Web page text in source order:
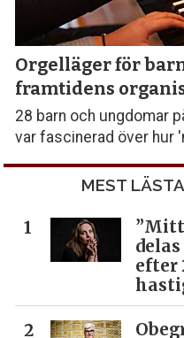
Orgelläger för
framtidens
28 barn och ungdomar
var fascinerad över hur
MEST
efter